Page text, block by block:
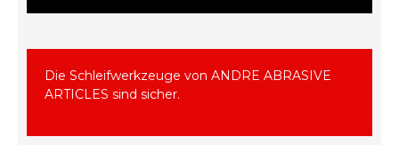
Die Schleifwerkzeuge von ANDRE ABRASIVE
ARTICLES sind sicher.